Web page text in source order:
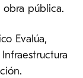
pública.
Evalúa,